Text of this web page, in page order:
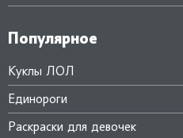
Популярное
Куклы ЛОЛ
Единороги
Раскраски для девочек